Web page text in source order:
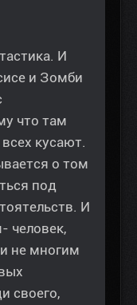
И
и Зомби
что там
кусают.
о том
под
И
человек,
не многим
своего,